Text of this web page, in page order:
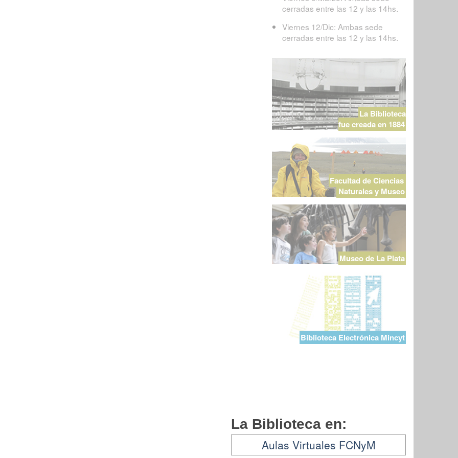
cerradas entre las 12 y las 14hs.
Viernes 12/Dic: Ambas sede
cerradas entre las 12 y las 14hs.
La Biblioteca
fue creada en 1884
Facultad de Ciencias
Naturales y Museo
Museo de La Plata
Biblioteca Electrónica Mincyt
La Biblioteca en:
Aulas Virtuales FCNyM